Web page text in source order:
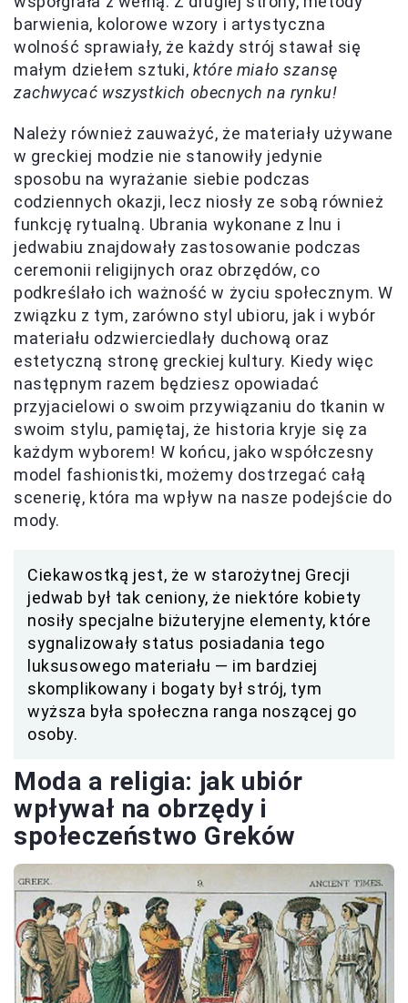
barwienia, kolorowe wzory i artystyczna
wolność sprawiały, że każdy strój stawał się
małym dziełem sztuki,które miało szansę
zachwycać wszystkich obecnych na rynku!
Należy również zauważyć, że materiały używane
w greckiej modzie nie stanowiły jedynie
sposobu na wyrażanie siebie podczas
codziennych okazji, lecz niosły ze sobą również
funkcję rytualną. Ubrania wykonane z lnu i
jedwabiu znajdowały zastosowanie podczas
ceremonii religijnych oraz obrzędów, co
podkreślało ich ważność w życiu społecznym. W
związku z tym, zarówno styl ubioru, jak i wybór
materiału odzwierciedlały duchową oraz
estetyczną stronę greckiej kultury. Kiedy więc
następnym razem będziesz opowiadać
przyjacielowi o swoim przywiązaniu do tkanin w
swoim stylu, pamiętaj, że historia kryje się za
każdym wyborem! W końcu, jako współczesny
model fashionistki, możemy dostrzegać całą
scenerię, która ma wpływ na nasze podejście do
mody.
Ciekawostką jest, że w starożytnej Grecji
jedwab był tak ceniony, że niektóre kobiety
nosiły specjalne biżuteryjne elementy, które
sygnalizowały status posiadania tego
luksusowego materiału — im bardziej
skomplikowany i bogaty był strój, tym
wyższa była społeczna ranga noszącej go
osoby.
Moda a religia: jak ubiór
wpływał na obrzędy i
społeczeństwo Greków